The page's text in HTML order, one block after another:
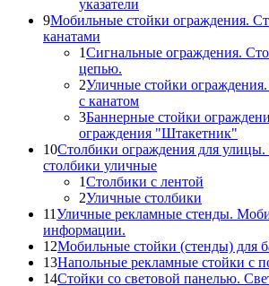
указатели
9Мобильные стойки ограждения.
канатами
1Сигнальные ограждения.
цепью.
2Уличные стойки
с канатом
3Баннерные стойки
ограждения "Штакетник"
10Столбики ограждения для
столбики уличные
1Столбики с лентой
2Уличные столбики
11Уличные рекламные стенды.
информации.
12Мобильные стойки (стенды) для
13Напольные рекламные стойки с
14Стойки со световой панелью.